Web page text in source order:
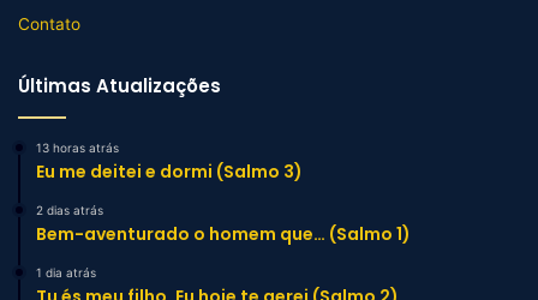
Contato
Últimas Atualizações
13 horas atrás
Eu me deitei e dormi (Salmo 3)
2 dias atrás
Bem-aventurado o homem que… (Salmo 1)
1 dia atrás